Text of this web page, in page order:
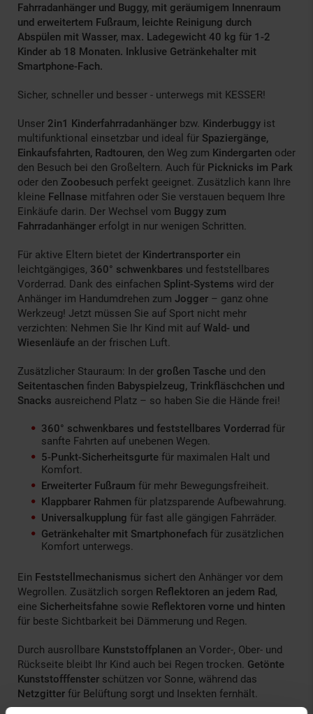
Fahrradanhänger und Buggy, mit geräumigem Innenraum
und erweitertem Fußraum, leichte Reinigung durch
Abspülen mit Wasser, max. Ladegewicht 40 kg für 1-2
Kinder ab 18 Monaten. Inklusive Getränkehalter mit
Smartphone-Fach.
Sicher, schneller und besser - unterwegs mit KESSER!
Unser 2in1 Kinderfahrradanhänger bzw. Kinderbuggy ist
multifunktional einsetzbar und ideal für Spaziergänge,
Einkaufsfahrten, Radtouren, den Weg zum Kindergarten oder
den Besuch bei den Großeltern. Auch für Picknicks im Park
oder den Zoobesuch perfekt geeignet. Zusätzlich kann Ihre
kleine Fellnase mitfahren oder Sie verstauen bequem Ihre
Einkäufe darin. Der Wechsel vom Buggy zum
Fahrradanhänger erfolgt in nur wenigen Schritten.
Für aktive Eltern bietet der Kindertransporter ein
leichtgängiges, 360° schwenkbares und feststellbares
Vorderrad. Dank des einfachen Splint-Systems wird der
Anhänger im Handumdrehen zum Jogger – ganz ohne
Werkzeug! Jetzt müssen Sie auf Sport nicht mehr
verzichten: Nehmen Sie Ihr Kind mit auf Wald- und
Wiesenläufe an der frischen Luft.
Zusätzlicher Stauraum: In der großen Tasche und den
Seitentaschen finden Babyspielzeug, Trinkfläschchen und
Snacks ausreichend Platz – so haben Sie die Hände frei!
360° schwenkbares und feststellbares Vorderrad für
sanfte Fahrten auf unebenen Wegen.
5-Punkt-Sicherheitsgurte für maximalen Halt und
Komfort.
Erweiterter Fußraum für mehr Bewegungsfreiheit.
Klappbarer Rahmen für platzsparende Aufbewahrung.
Universalkupplung für fast alle gängigen Fahrräder.
Getränkehalter mit Smartphonefach für zusätzlichen
Komfort unterwegs.
Ein Feststellmechanismus sichert den Anhänger vor dem
Wegrollen. Zusätzlich sorgen Reflektoren an jedem Rad,
eine Sicherheitsfahne sowie Reflektoren vorne und hinten
für beste Sichtbarkeit bei Dämmerung und Regen.
Durch ausrollbare Kunststoffplanen an Vorder-, Ober- und
Rückseite bleibt Ihr Kind auch bei Regen trocken. Getönte
Kunststofffenster schützen vor Sonne, während das
Netzgitter für Belüftung sorgt und Insekten fernhält.